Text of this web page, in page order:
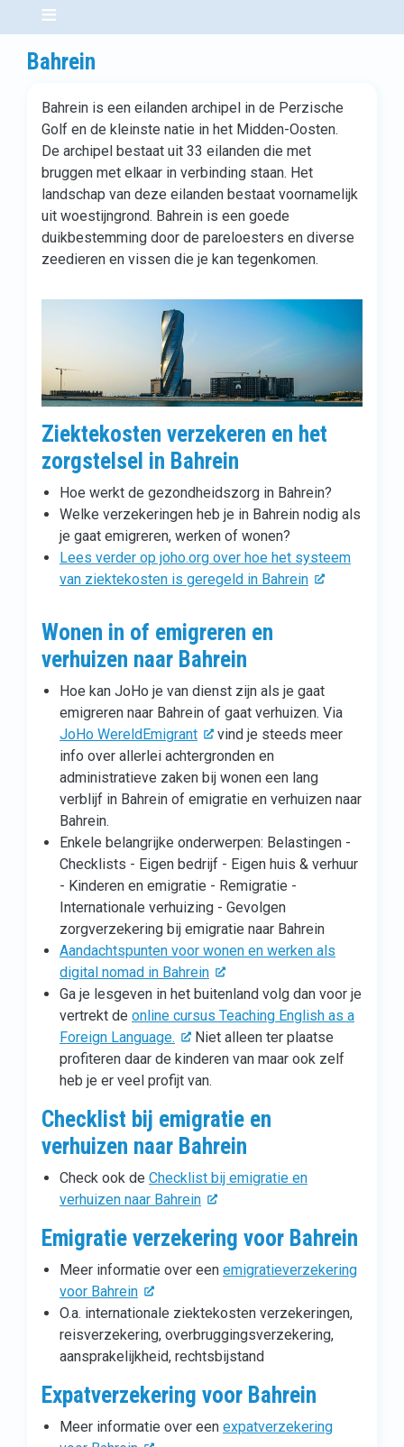
Bahrein
Bahrein is een eilanden archipel in de Perzische
Golf en de kleinste natie in het Midden-Oosten.
De archipel bestaat uit 33 eilanden die met
bruggen met elkaar in verbinding staan. Het
landschap van deze eilanden bestaat voornamelijk
uit woestijngrond. Bahrein is een goede
duikbestemming door de pareloesters en diverse
zeedieren en vissen die je kan tegenkomen.
Ziektekosten verzekeren en het
zorgstelsel in Bahrein
Hoe werkt de gezondheidszorg in Bahrein?
Welke verzekeringen heb je in Bahrein nodig als
je gaat emigreren, werken of wonen?
Lees verder op joho.org over hoe het systeem
van ziektekosten is geregeld in Bahrein
Wonen in of emigreren en
verhuizen naar Bahrein
Hoe kan JoHo je van dienst zijn als je gaat
emigreren naar Bahrein of gaat verhuizen. Via
JoHo WereldEmigrant
vind je steeds meer
info over allerlei achtergronden en
administratieve zaken bij wonen een lang
verblijf in Bahrein of emigratie en verhuizen naar
Bahrein.
Enkele belangrijke onderwerpen: Belastingen -
Checklists - Eigen bedrijf - Eigen huis & verhuur
- Kinderen en emigratie - Remigratie -
Internationale verhuizing - Gevolgen
zorgverzekering bij emigratie naar Bahrein
Aandachtspunten voor wonen en werken als
digital nomad in Bahrein
Ga je lesgeven in het buitenland volg dan voor je
vertrekt de online cursus Teaching English as a
Foreign Language.
Niet alleen ter plaatse
profiteren daar de kinderen van maar ook zelf
heb je er veel profijt van.
Checklist bij emigratie en
verhuizen naar Bahrein
Check ook de Checklist bij emigratie en
verhuizen naar Bahrein
Emigratie verzekering voor Bahrein
Meer informatie over een emigratieverzekering
voor Bahrein
O.a. internationale ziektekosten verzekeringen,
reisverzekering, overbruggingsverzekering,
aansprakelijkheid, rechtsbijstand
Expatverzekering voor Bahrein
Meer informatie over een expatverzekering